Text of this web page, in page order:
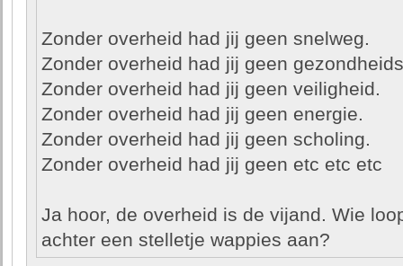
Zonder overheid had jij geen snelweg.
Zonder overheid had jij geen
Zonder overheid had jij geen veiligheid.
Zonder overheid had jij geen energie.
Zonder overheid had jij geen scholing.
Zonder overheid had jij geen etc etc etc
Ja hoor, de overheid is de vijand. Wie
achter een stelletje wappies aan?